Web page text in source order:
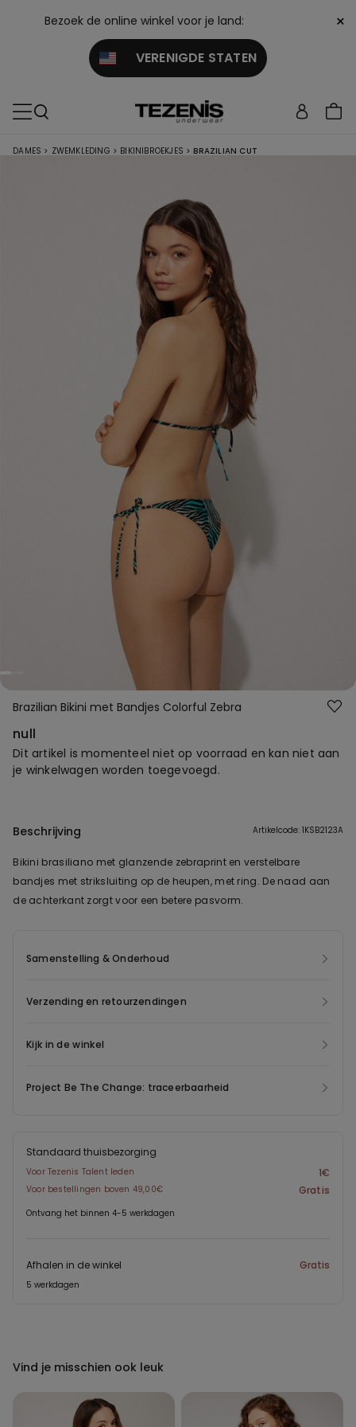
Bezoek de online winkel voor je land:
VERENIGDE STATEN
×
DAMES > ZWEMKLEDING > BIKINIBROEKJES > BRAZILIAN CUT
Brazilian Bikini met Bandjes Colorful Zebra
null
Dit artikel is momenteel niet op voorraad en kan niet aan
je winkelwagen worden toegevoegd.
Beschrijving Artikelcode: 1KSB2123A
Bikini brasiliano met glanzende zebraprint en verstelbare
bandjes met striksluiting op de heupen, met ring. De naad aan
de achterkant zorgt voor een betere pasvorm.
Samenstelling & Onderhoud
Verzending en retourzendingen
Kijk in de winkel
Project Be The Change: traceerbaarheid
Standaard thuisbezorging
Voor Tezenis Talent leden 1€
Voor bestellingen boven 49,00€ Gratis
Ontvang het binnen 4-5 werkdagen
Afhalen in de winkel Gratis
5 werkdagen
Vind je misschien ook leuk